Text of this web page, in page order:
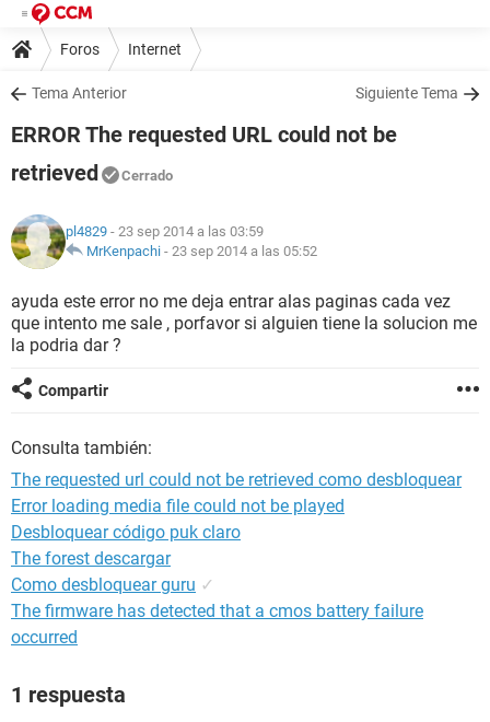
Foros Internet
Tema Anterior Siguiente Tema
ERROR The requested URL could not be
retrieved
Cerrado
pl4829 - 23 sep 2014 a las 03:59
MrKenpachi - 23 sep 2014 a las 05:52
ayuda este error no me deja entrar alas paginas cada vez
que intento me sale , porfavor si alguien tiene la solucion me
la podria dar ?
Compartir
Consulta también:
The requested url could not be retrieved como desbloquear
Error loading media file could not be played
Desbloquear código puk claro
The forest descargar
Como desbloquear guru ✓
The firmware has detected that a cmos battery failure
occurred
1 respuesta